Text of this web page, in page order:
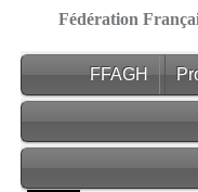
Fédération
FFAGH